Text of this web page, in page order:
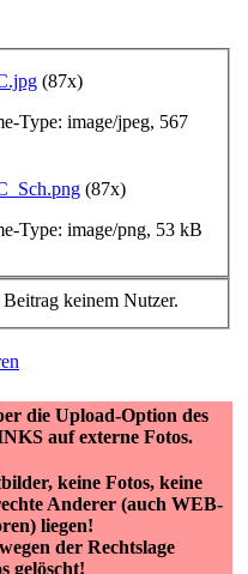
(87x)
Type: image/jpeg, 567
(87x)
Type: image/png, 53 kB
keinem Nutzer.
die Upload-Option des
auf externe Fotos.
keine Fotos, keine
Anderer (auch WEB-
liegen!
der Rechtslage
gelöscht!